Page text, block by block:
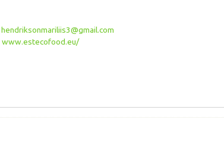
hendriksonmariliis3@gmail.com
www.estecofood.eu/